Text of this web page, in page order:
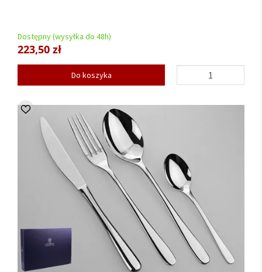
Dostępny (wysyłka do 48h)
223,50 zł
Do koszyka